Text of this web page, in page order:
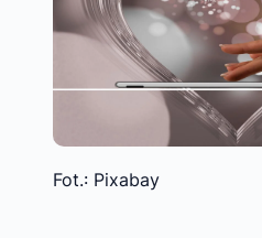
Fot.: Pixabay